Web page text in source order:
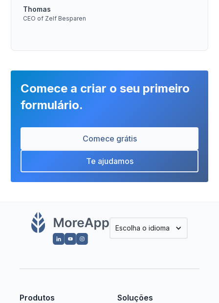
Thomas
CEO of Zelf Besparen
Comece a criar o seu primeiro
formulário.
Comece grátis
Te ajudamos
Escolha o idioma
Produtos Soluções